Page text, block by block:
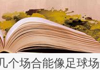
个场合能像足球